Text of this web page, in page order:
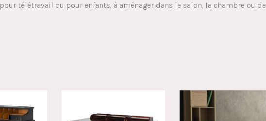
télétravail ou pour enfants, à aménager dans le salon, la chambre ou de